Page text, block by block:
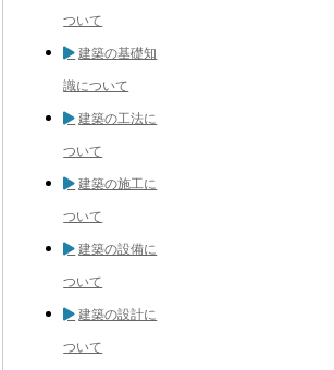
ついて
建築の基礎知
識について
建築の工法に
ついて
建築の施工に
ついて
建築の設備に
ついて
建築の設計に
ついて